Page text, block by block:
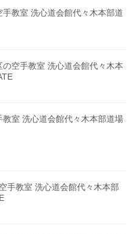
教室 洗心道会館代々木本部道
空手教室 洗心道会館代々木本
室 洗心道会館代々木本部道場
手教室 洗心道会館代々木本部